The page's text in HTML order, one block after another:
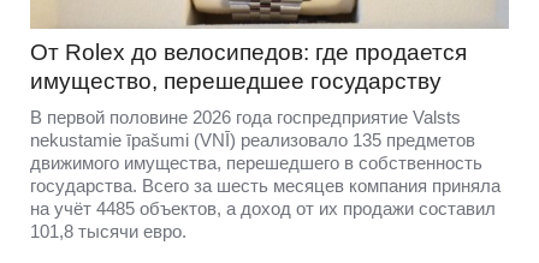
От Rolex до велосипедов: где продается
имущество, перешедшее государству
В первой половине 2026 года госпредприятие Valsts
nekustamie īpašumi (VNĪ) реализовало 135 предметов
движимого имущества, перешедшего в собственность
государства. Всего за шесть месяцев компания приняла
на учёт 4485 объектов, а доход от их продажи составил
101,8 тысячи евро.